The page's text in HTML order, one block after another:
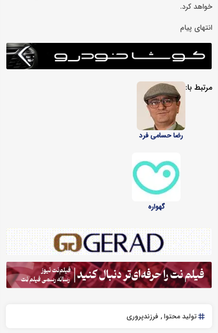
خواهد کرد.
انتهای پیام
مرتبط با:
رضا حسامی فرد
گهواره
تولید محتوا فرزندپروری